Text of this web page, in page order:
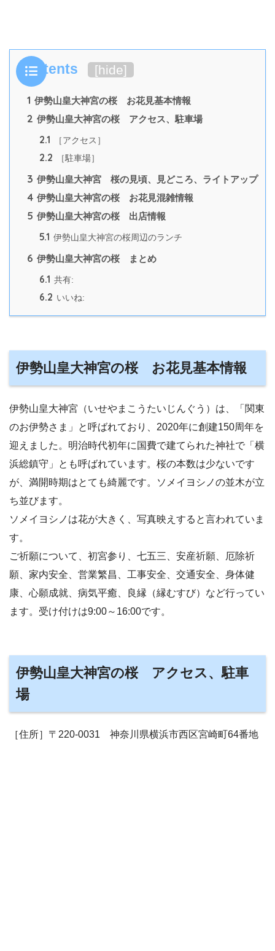
Contents [hide]
1 伊勢山皇大神宮の桜 お花見基本情報
2 伊勢山皇大神宮の桜 アクセス、駐車場
2.1 ［アクセス］
2.2 ［駐車場］
3 伊勢山皇大神宮 桜の見頃、見どころ、ライトアップ
4 伊勢山皇大神宮の桜 お花見混雑情報
5 伊勢山皇大神宮の桜 出店情報
5.1 伊勢山皇大神宮の桜周辺のランチ
6 伊勢山皇大神宮の桜 まとめ
6.1 共有:
6.2 いいね:
伊勢山皇大神宮の桜 お花見基本情報
伊勢山皇大神宮（いせやまこうたいじんぐう）は、「関東
のお伊勢さま」と呼ばれており、2020年に創建150周年を
迎えました。明治時代初年に国費で建てられた神社で「横
浜総鎮守」とも呼ばれています。桜の本数は少ないです
が、満開時期はとても綺麗です。ソメイヨシノの並木が立
ち並びます。
ソメイヨシノは花が大きく、写真映えすると言われていま
す。
ご祈願について、初宮参り、七五三、安産祈願、厄除祈
願、家内安全、営業繁昌、工事安全、交通安全、身体健
康、心願成就、病気平癒、良縁（縁むすび）など行ってい
ます。受け付けは9:00～16:00です。
伊勢山皇大神宮の桜 アクセス、駐車
場
［住所］〒220-0031 神奈川県横浜市西区宮崎町64番地